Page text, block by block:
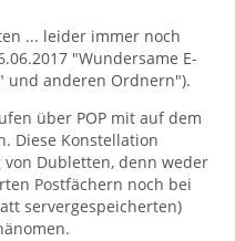
... leider immer noch
"Wundersame E-
und anderen Ordnern").
über POP mit auf dem
Diese Konstellation
Dubletten, denn weder
Postfächern noch bei
servergespeicherten)